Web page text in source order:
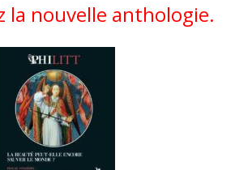
la nouvelle anthologie.